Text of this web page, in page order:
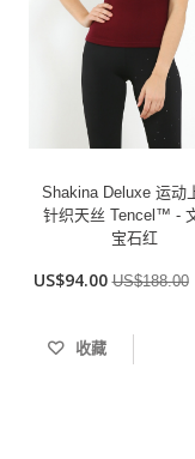
Shakina Deluxe 运动
针织天丝 Tencel™ -
宝石红
US$94.00 US$188.00
收藏